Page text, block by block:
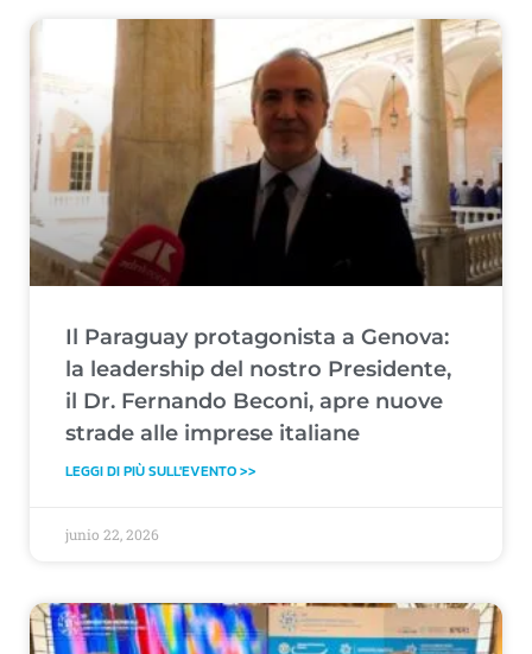
Il Paraguay protagonista a Genova:
la leadership del nostro Presidente,
il Dr. Fernando Beconi, apre nuove
strade alle imprese italiane
LEGGI DI PIÙ SULL'EVENTO >>
junio 22, 2026